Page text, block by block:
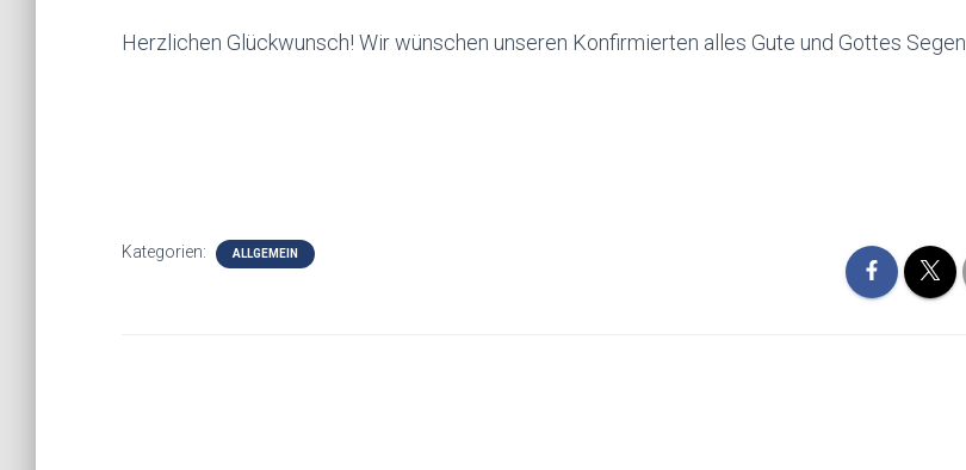
Herzlichen Glückwunsch! Wir wünschen unseren Konfirmierten alles Gute und Gottes Segen.
Kategorien: ALLGEMEIN